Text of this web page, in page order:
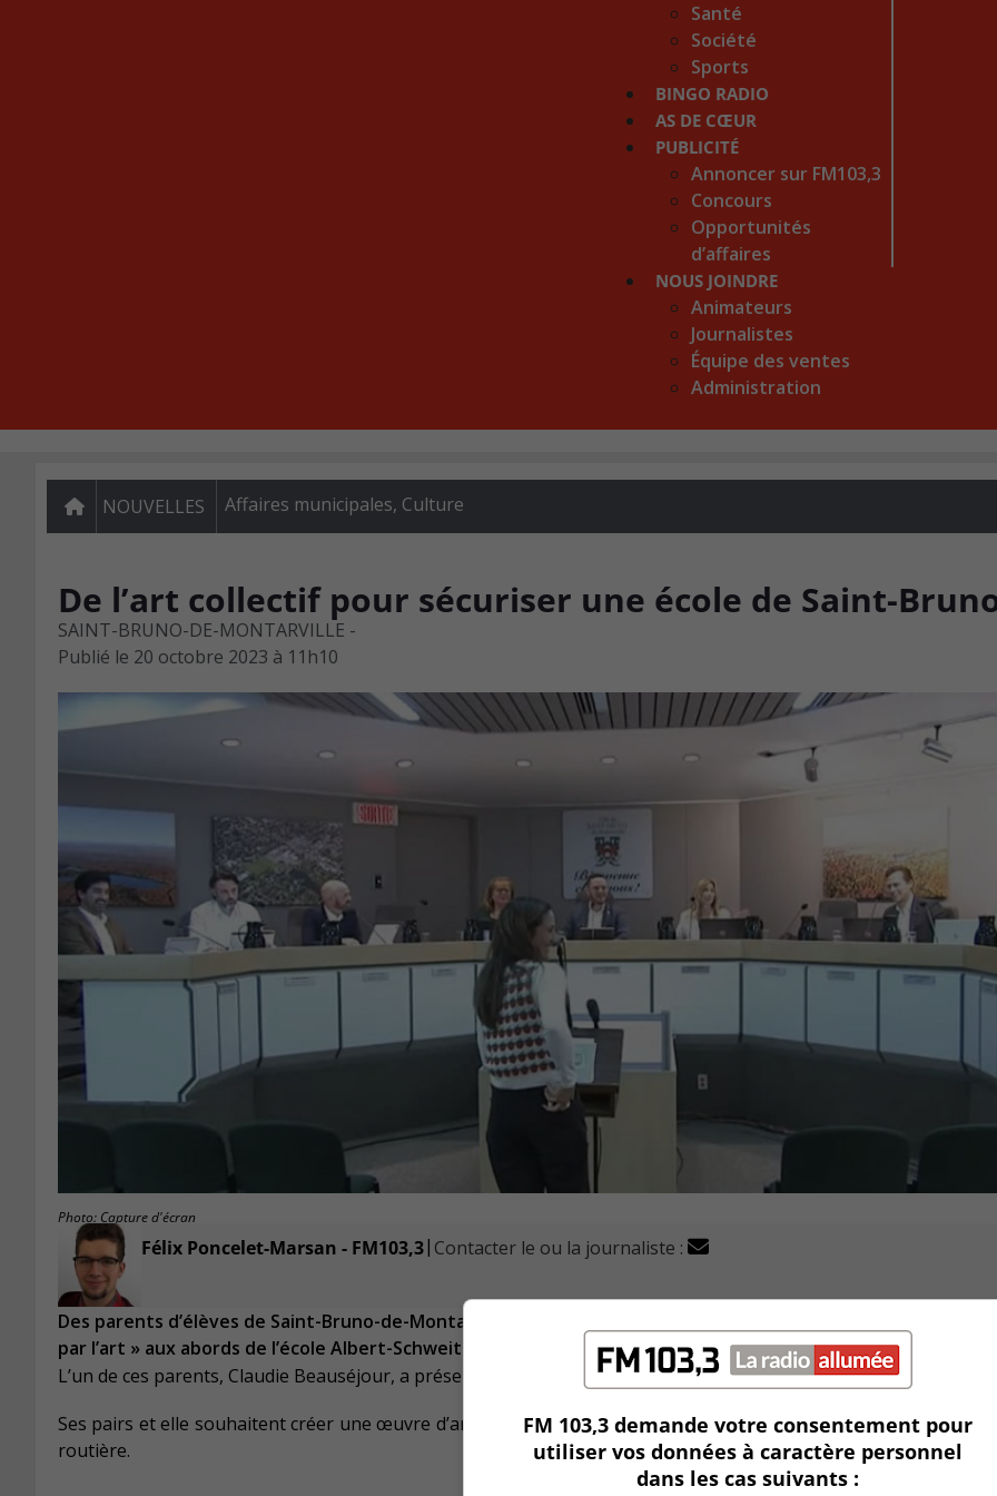
Santé
Société
Sports
BINGO RADIO
AS DE CŒUR
PUBLICITÉ
Annoncer sur FM103,3
Concours
Opportunités
d’affaires
NOUS JOINDRE
Animateurs
Journalistes
Équipe des ventes
Administration
NOUVELLES Affaires municipales, Culture
De l’art collectif pour sécuriser une école de Saint-
SAINT-BRUNO-DE-MONTARVILLE -
Publié le 20 octobre 2023 à 11h10
Photo: Capture d'écran
Félix Poncelet-Marsan - FM103,3| Contacter le ou la journaliste :
Des parents d’élèves de Saint-Bruno-de-Montarville veulent que la Ville les aide à réaliser un projet de «
par l’art » aux abords de l’école Albert-Schweitzer.
L’un de ces parents, Claudie Beauséjour, a présenté ce projet aux élus à la dernière séance du conseil municipal.
Ses pairs et elle souhaitent créer une œuvre d’art collective avec l’école, pour sensibiliser les Montarvillois à la
routière.
FM 103,3 demande votre consentement pour
utiliser vos données à caractère personnel
dans les cas suivants :